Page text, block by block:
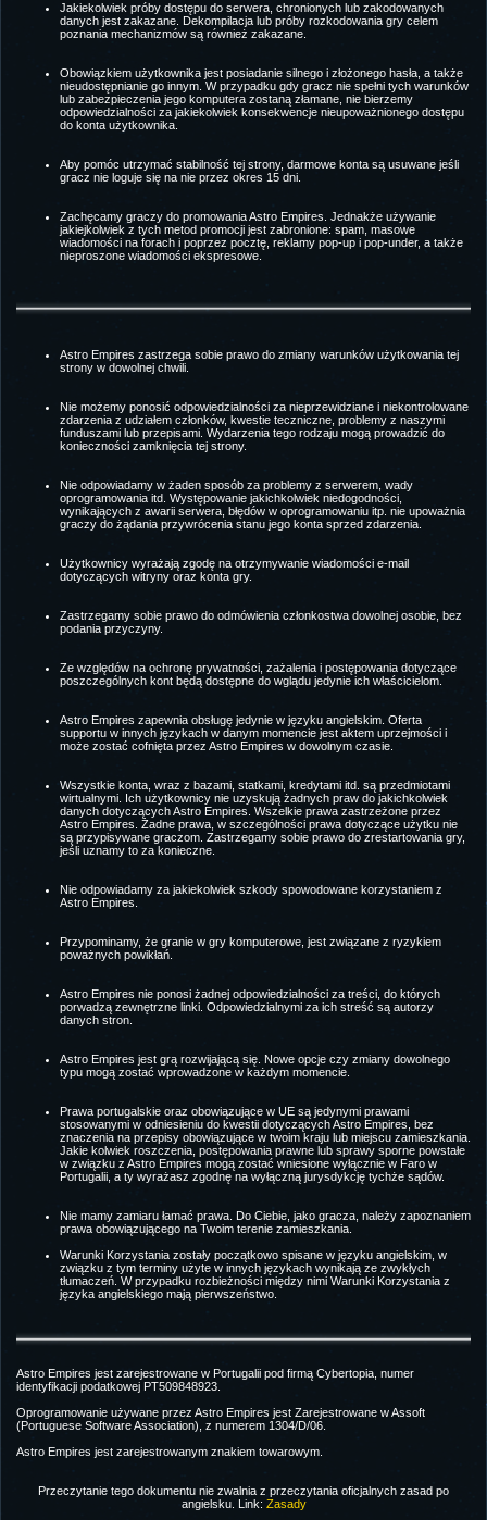
Jakiekolwiek próby dostępu do serwera, chronionych lub zakodowanych
danych jest zakazane. Dekompilacja lub próby rozkodowania gry celem
poznania mechanizmów są również zakazane.
Obowiązkiem użytkownika jest posiadanie silnego i złożonego hasła, a także
nieudostępnianie go innym. W przypadku gdy gracz nie spełni tych warunków
lub zabezpieczenia jego komputera zostaną złamane, nie bierzemy
odpowiedzialności za jakiekolwiek konsekwencje nieupoważnionego dostępu
do konta użytkownika.
Aby pomóc utrzymać stabilność tej strony, darmowe konta są usuwane jeśli
gracz nie loguje się na nie przez okres 15 dni.
Zachęcamy graczy do promowania Astro Empires. Jednakże używanie
jakiejkolwiek z tych metod promocji jest zabronione: spam, masowe
wiadomości na forach i poprzez pocztę, reklamy pop-up i pop-under, a także
nieproszone wiadomości ekspresowe.
Astro Empires zastrzega sobie prawo do zmiany warunków użytkowania tej
strony w dowolnej chwili.
Nie możemy ponosić odpowiedzialności za nieprzewidziane i niekontrolowane
zdarzenia z udziałem członków, kwestie teczniczne, problemy z naszymi
funduszami lub przepisami. Wydarzenia tego rodzaju mogą prowadzić do
konieczności zamknięcia tej strony.
Nie odpowiadamy w żaden sposób za problemy z serwerem, wady
oprogramowania itd. Występowanie jakichkolwiek niedogodności,
wynikających z awarii serwera, błędów w oprogramowaniu itp. nie upoważnia
graczy do żądania przywrócenia stanu jego konta sprzed zdarzenia.
Użytkownicy wyrażają zgodę na otrzymywanie wiadomości e-mail
dotyczących witryny oraz konta gry.
Zastrzegamy sobie prawo do odmówienia członkostwa dowolnej osobie, bez
podania przyczyny.
Ze względów na ochronę prywatności, zażalenia i postępowania dotyczące
poszczególnych kont będą dostępne do wglądu jedynie ich właścicielom.
Astro Empires zapewnia obsługę jedynie w języku angielskim. Oferta
supportu w innych językach w danym momencie jest aktem uprzejmości i
może zostać cofnięta przez Astro Empires w dowolnym czasie.
Wszystkie konta, wraz z bazami, statkami, kredytami itd. są przedmiotami
wirtualnymi. Ich użytkownicy nie uzyskują żadnych praw do jakichkolwiek
danych dotyczących Astro Empires. Wszelkie prawa zastrzeżone przez
Astro Empires. Żadne prawa, w szczególności prawa dotyczące użytku nie
są przypisywane graczom. Zastrzegamy sobie prawo do zrestartowania gry,
jeśli uznamy to za konieczne.
Nie odpowiadamy za jakiekolwiek szkody spowodowane korzystaniem z
Astro Empires.
Przypominamy, że granie w gry komputerowe, jest związane z ryzykiem
poważnych powikłań.
Astro Empires nie ponosi żadnej odpowiedzialności za treści, do których
porwadzą zewnętrzne linki. Odpowiedzialnymi za ich streść są autorzy
danych stron.
Astro Empires jest grą rozwijającą się. Nowe opcje czy zmiany dowolnego
typu mogą zostać wprowadzone w każdym momencie.
Prawa portugalskie oraz obowiązujące w UE są jedynymi prawami
stosowanymi w odniesieniu do kwestii dotyczących Astro Empires, bez
znaczenia na przepisy obowiązujące w twoim kraju lub miejscu zamieszkania.
Jakie kolwiek roszczenia, postępowania prawne lub sprawy sporne powstałe
w związku z Astro Empires mogą zostać wniesione wyłącznie w Faro w
Portugalii, a ty wyrażasz zgodnę na wyłączną jurysdykcję tychże sądów.
Nie mamy zamiaru łamać prawa. Do Ciebie, jako gracza, należy zapoznaniem
prawa obowiązującego na Twoim terenie zamieszkania.
Warunki Korzystania zostały początkowo spisane w języku angielskim, w
związku z tym terminy użyte w innych językach wynikają ze zwykłych
tłumaczeń. W przypadku rozbieżności między nimi Warunki Korzystania z
języka angielskiego mają pierwszeństwo.
Astro Empires jest zarejestrowane w Portugalii pod firmą Cybertopia, numer
identyfikacji podatkowej PT509848923.
Oprogramowanie używane przez Astro Empires jest Zarejestrowane w Assoft
(Portuguese Software Association), z numerem 1304/D/06.
Astro Empires jest zarejestrowanym znakiem towarowym.
Przeczytanie tego dokumentu nie zwalnia z przeczytania oficjalnych zasad po
angielsku. Link: Zasady